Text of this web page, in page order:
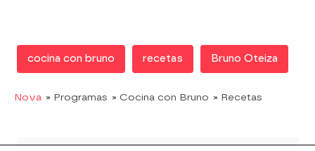
cocina con bruno recetas Bruno Oteiza
Nova » Programas » Cocina con Bruno » Recetas